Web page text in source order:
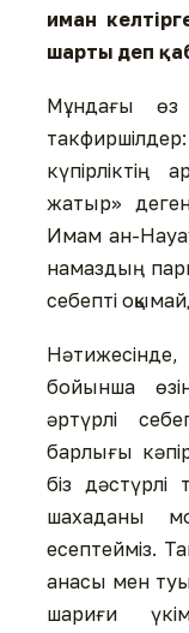
иман
шарты деп
Мұндағы өз
жатыр»
Имам ан-
намаздың
себепті
бойынша
әртүрлі
барлығы
біз дәстүрлі
шахаданы
есептейміз.
анасы мен
шариғи